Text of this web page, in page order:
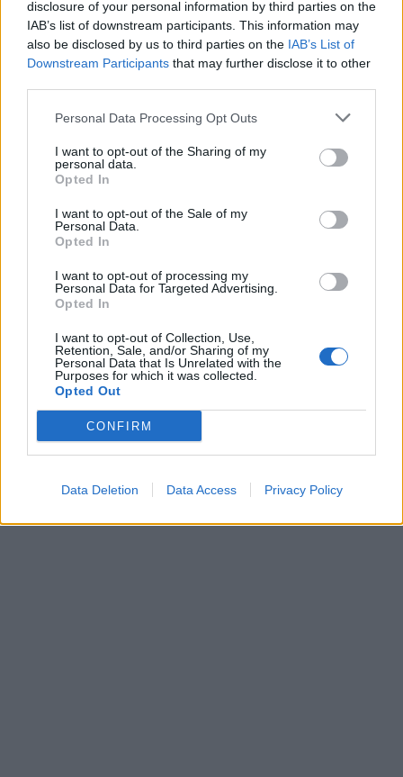
disclosure of your personal information by third parties on the
IAB’s list of downstream participants. This information may
also be disclosed by us to third parties on the IAB’s List of
Downstream Participants that may further disclose it to other
Personal Data Processing Opt Outs
I want to opt-out of the Sharing of my
personal data.
Opted In
I want to opt-out of the Sale of my
Personal Data.
Opted In
I want to opt-out of processing my
Personal Data for Targeted Advertising.
Opted In
I want to opt-out of Collection, Use,
Retention, Sale, and/or Sharing of my
Personal Data that Is Unrelated with the
Purposes for which it was collected.
Opted Out
CONFIRM
Data Deletion Data Access Privacy Policy
In evidenza